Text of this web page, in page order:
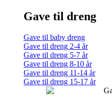
Gave til dreng
Gave til baby dreng
Gave til dreng 2-4 år
Gave til dreng 5-7 år
Gave til dreng 8-10 år
Gave til dreng 11-14 år
Gave til dreng 15-17 år